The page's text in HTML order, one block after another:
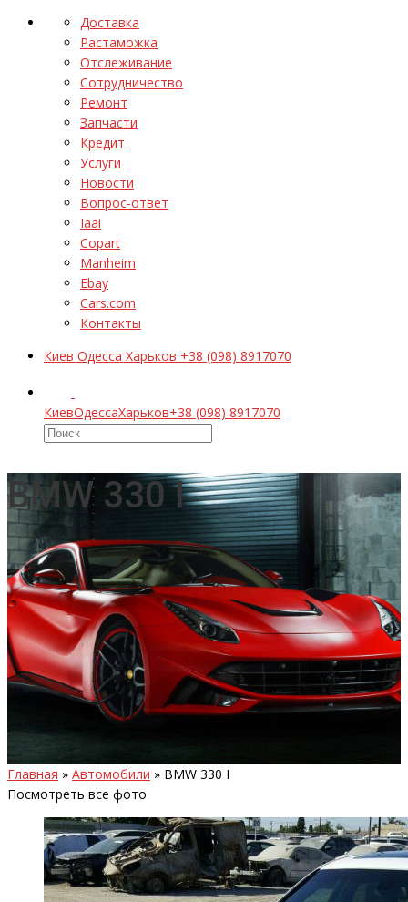
Доставка
Растаможка
Отслеживание
Сотрудничество
Ремонт
Запчасти
Кредит
Услуги
Новости
Вопрос-ответ
Iaai
Copart
Manheim
Ebay
Cars.com
Контакты
Киев Одесса Харьков +38 (098) 8917070
КиевОдессаХарьков+38 (098) 8917070
BMW 330 I
Главная » Автомобили » BMW 330 I
Посмотреть все фото